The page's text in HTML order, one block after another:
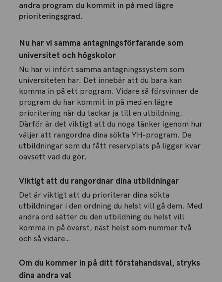
andra program du kommit in på med lägre
prioriteringsgrad.
Nu har vi samma antagningsförfarande som
universitet och högskolor
Nu har vi infört samma antagningssystem som
universiteten har. Det innebär att du bara kan
komma in på ett program. Vidare så försvinner de
program du har kommit in på med en lägre
prioritering när du tackar ja till en utbildning.
Därför är det viktigt att du noga tänker igenom hur
väljer att rangordna dina sökta YH-program. De
utbildningar som du fått reservplats på ligger kvar
oavsett vad du gör.
Viktigt att du rangordnar dina utbildningar
Det är viktigt att du prioriterar dina sökta
utbildningar i den ordning du helst vill gå dem. Med
andra ord sätter du den utbildning du helst vill
komma in på överst, näst helst som nummer två
och så vidare…
Om du kommer in på ditt förstahandsval, stryks
dina andra val